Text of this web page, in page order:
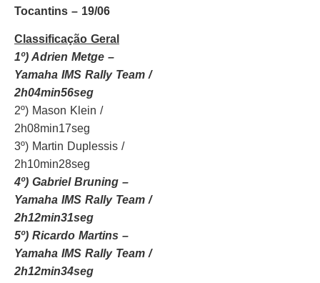
Tocantins – 19/06
Classificação Geral
1º) Adrien Metge –
Yamaha IMS Rally Team /
2h04min56seg
2º) Mason Klein /
2h08min17seg
3º) Martin Duplessis /
2h10min28seg
4º) Gabriel Bruning –
Yamaha IMS Rally Team /
2h12min31seg
5º) Ricardo Martins –
Yamaha IMS Rally Team /
2h12min34seg